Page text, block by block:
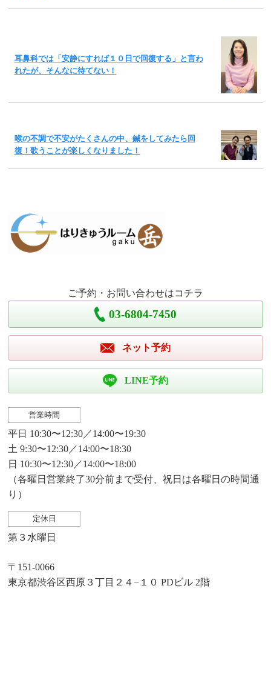
耳鼻科では「安静にすれば１０日で回復する」と言わ
れたが、そんなに待てない！
喉の不調で不安がたくさんの中、鍼をしてみたら回
復！歌うことが楽しくなりました！
ご予約・お問い合わせはコチラ
03-6804-7450
ネット予約
LINE予約
営業時間
平日 10:30〜12:30／14:00〜19:30
土 9:30〜12:30／14:00〜18:30
日 10:30〜12:30／14:00〜18:00
（各曜日営業終了30分前まで受付、祝日は各曜日の時間通
り）
定休日
第３水曜日
〒151-0066
東京都渋谷区西原３丁目２４−１０ PDビル 2階